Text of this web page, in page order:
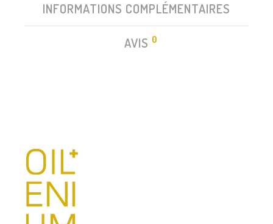
INFORMATIONS COMPLÉMENTAIRES
AVIS 0